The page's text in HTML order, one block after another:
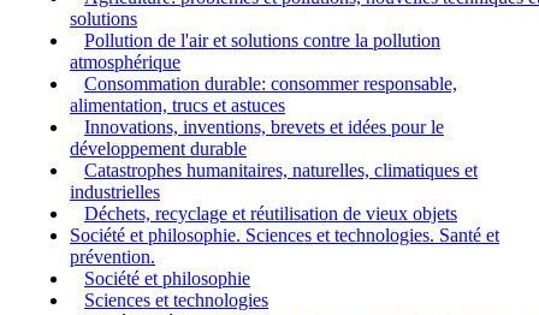
solutions
Pollution de l'air et solutions contre la pollution
atmosphérique
Consommation durable: consommer responsable,
alimentation, trucs et astuces
Innovations, inventions, brevets et idées pour le
développement durable
Catastrophes humanitaires, naturelles, climatiques et
industrielles
Déchets, recyclage et réutilisation de vieux objets
Société et philosophie. Sciences et technologies. Santé et
prévention.
Société et philosophie
Sciences et technologies